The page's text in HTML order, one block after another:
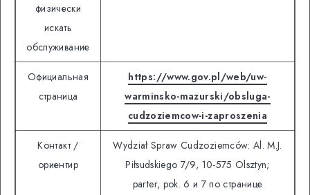
физически
искать
обслуживание
Официальная
страница
https://www.gov.pl/web/uw-
warminsko-mazurski/obsluga-
cudzoziemcow-i-zaproszenia
Контакт /
ориентир
Wydział Spraw Cudzoziemców: Al. M.J.
Piłsudskiego 7/9, 10-575 Olsztyn;
parter, pok. 6 и 7 по странице